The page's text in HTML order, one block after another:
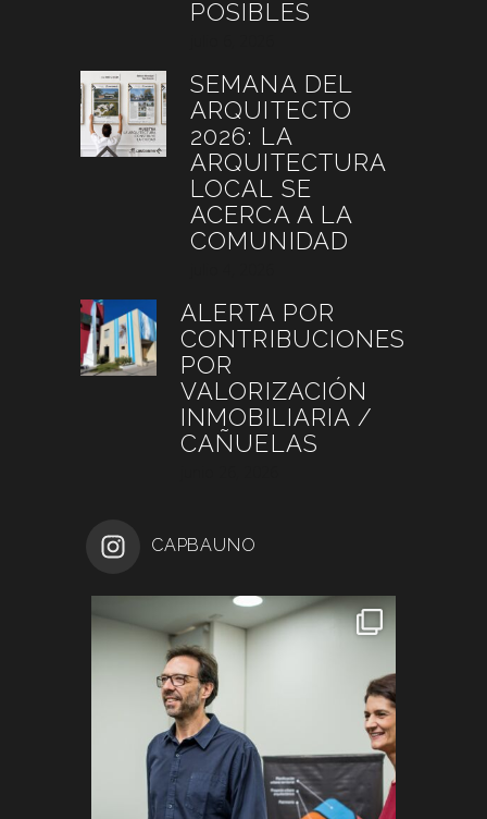
POSIBLES
SEMANA DEL
ARQUITECTO
2026: LA
ARQUITECTURA
LOCAL SE
ACERCA A LA
COMUNIDAD
ALERTA POR
CONTRIBUCIONES
POR
VALORIZACIÓN
INMOBILIARIA /
CAÑUELAS
CAPBAUNO